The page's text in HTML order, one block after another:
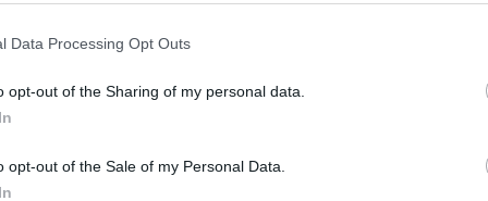
Data Processing Opt Outs
opt-out of the Sharing of my personal data.
opt-out of the Sale of my Personal Data.
fuoco. In particolare, le indagini condotte dai
permesso di individuare il citato soggetto come
“Gulliver Alfi s.r.l.”, ubicato in Lungavilla (PV),
di un revolver, si è fatto consegnare dal
pari a circa 2.000 euro, per poi dileguarsi a bordo di